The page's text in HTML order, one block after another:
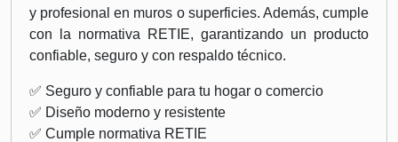
y profesional en muros o superficies. Además, cumple
con la normativa RETIE, garantizando un producto
confiable, seguro y con respaldo técnico.
✅ Seguro y confiable para tu hogar o comercio
✅ Diseño moderno y resistente
✅ Cumple normativa RETIE